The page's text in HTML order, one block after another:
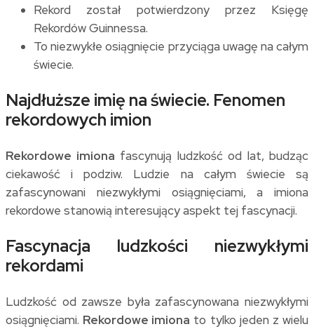
Rekord został potwierdzony przez Księgę
Rekordów Guinnessa.
To niezwykłe osiągnięcie przyciąga uwagę na całym
świecie.
Najdłuższe imię na świecie. Fenomen
rekordowych imion
Rekordowe imiona fascynują ludzkość od lat, budząc
ciekawość i podziw. Ludzie na całym świecie są
zafascynowani niezwykłymi osiągnięciami, a imiona
rekordowe stanowią interesujący aspekt tej fascynacji.
Fascynacja ludzkości niezwykłymi
rekordami
Ludzkość od zawsze była zafascynowana niezwykłymi
osiągnięciami. Rekordowe imiona to tylko jeden z wielu